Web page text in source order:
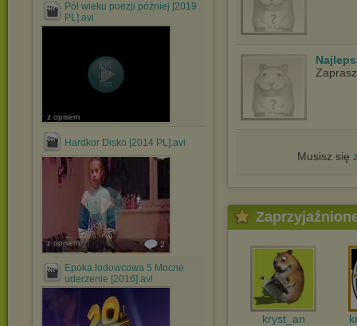
Pół wieku poezji później [2019
PL].avi
z opisem
Hardkor Disko [2014 PL].avi
z opisem 2
Epoka lodowcowa 5 Mocne
uderzenie [2016].avi
Musisz się
kryst_an